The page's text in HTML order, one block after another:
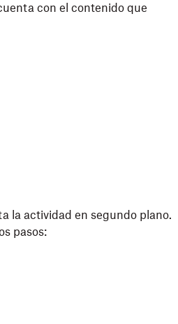
con el contenido que
la actividad en segundo plano.
pasos: